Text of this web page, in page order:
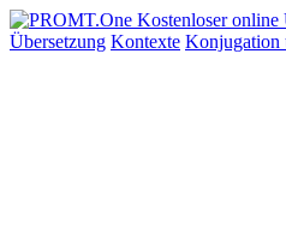
Übersetzung Kontexte Konjugation